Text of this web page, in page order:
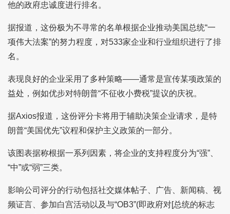
他的政府忠诚度进行排名。
据报道，这份极为不寻常的名单根据企业推动美国总统“一
项伟大法案”的努力程度，对533家企业和行业组织进行了排
名。
表现良好的企业采用了多种策略——通常是宣传某项政策的
益处，例如优步对特朗普“不征收小费税”提议的庆祝。
据Axios报道，这份评分卡将用于辅助决策企业请求，是特
朗普“美国优先”议程和保护主义政策的一部分。
该图表据称根据一系列因素，将企业的支持程度分为“强”、
“中”或“弱”三类。
影响公司评分的行动包括社交媒体帖子、广告、新闻稿、视
频证言、参加白宫活动以及与“OB3”(即政府对[总统的标志